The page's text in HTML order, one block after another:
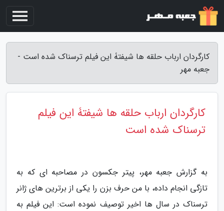
کارگردان ارباب حلقه ها شیفتۀ این فیلم ترسناک شده است -
جعبه مهر
کارگردان ارباب حلقه ها شیفتۀ این فیلم
ترسناک شده است
به گزارش جعبه مهر، پیتر جکسون در مصاحبه ای که به
تازگی انجام داده، با من حرف بزن را یکی از برترین های ژانر
ترسناک در سال ها اخیر توصیف نموده است: این فیلم به